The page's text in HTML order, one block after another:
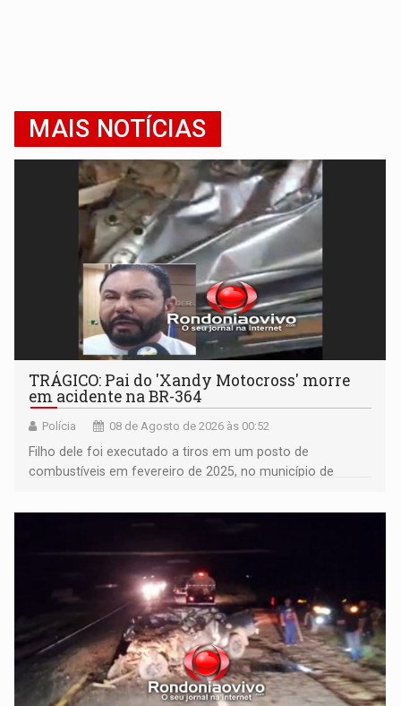
MAIS NOTÍCIAS
TRÁGICO: Pai do 'Xandy Motocross' morre
em acidente na BR-364
Polícia 08 de Agosto de 2026 às 00:52
Filho dele foi executado a tiros em um posto de
combustíveis em fevereiro de 2025, no município de